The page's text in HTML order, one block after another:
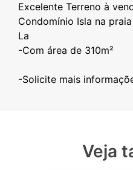
Excelente Terreno à
Condomínio Isla na
La
-Com área de 310m²
Veja